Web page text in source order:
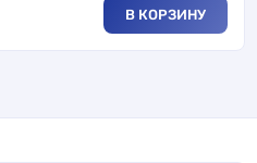
В КОРЗИНУ